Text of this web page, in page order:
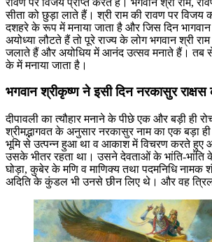
सीता को छुड़ा लाते हैं। श्री राम की रावण पर विजय
दशहरे के रूप में मनाया जाता है और जिस दिन
अयोध्या लौटते हैं तो पूरे राज्य के लोग भगवान श्री
जलाते हैं और अयोधिय में आनंद उत्सव मनाते हैं। तब से
के में मनाया जाता है।
भगवान श्रीकृष्ण ने इसी दिन नरकासुर राक्षस
दीपावली का त्यौहार मनाने के पीछे एक और बड़ी ही
श्रीमद्भागवत के अनुसार नरकासुर नाम का एक बड़ा ही
भूमि से उत्पन्न हुआ था व आकाश में विचरण करते हुए
उसके भीतर रहता था। उसने देवताओं के भांति-भांति के
घोड़ा, कुबेर के मणि व माणिक्य तथा पदमनिधि
अदिति के कुंडल भी उनसे छीन लिए थे। और वह